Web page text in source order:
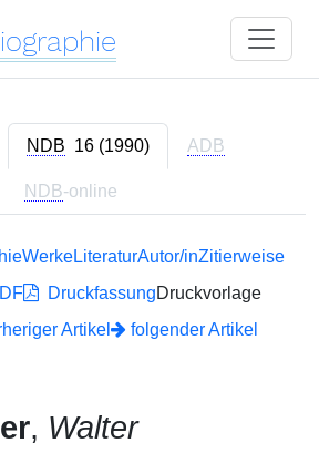
NDB 16 (1990) ADB
NDB-online
WerkeLiteraturAutor/inZitierweise
DruckfassungDruckvorlage
Artikel folgender Artikel
, Walter